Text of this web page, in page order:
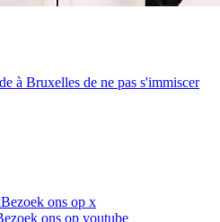
à Bruxelles de ne pas s'immiscer
Bezoek ons op x
ons op youtube